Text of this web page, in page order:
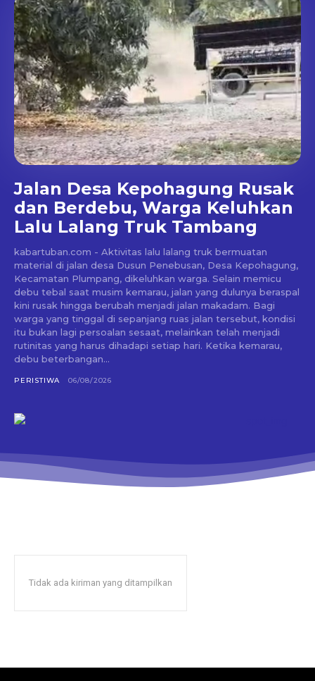
Jalan Desa Kepohagung Rusak
dan Berdebu, Warga Keluhkan
Lalu Lalang Truk Tambang
kabartuban.com - Aktivitas lalu lalang truk bermuatan
material di jalan desa Dusun Penebusan, Desa Kepohagung,
Kecamatan Plumpang, dikeluhkan warga. Selain memicu
debu tebal saat musim kemarau, jalan yang dulunya beraspal
kini rusak hingga berubah menjadi jalan makadam. Bagi
warga yang tinggal di sepanjang ruas jalan tersebut, kondisi
itu bukan lagi persoalan sesaat, melainkan telah menjadi
rutinitas yang harus dihadapi setiap hari. Ketika kemarau,
debu beterbangan...
PERISTIWA 06/08/2026
Tidak ada kiriman yang ditampilkan